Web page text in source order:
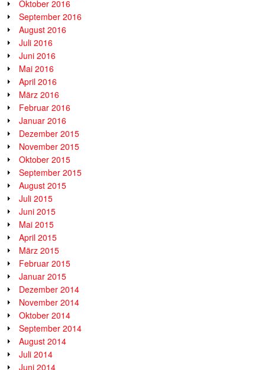
Oktober 2016
September 2016
August 2016
Juli 2016
Juni 2016
Mai 2016
April 2016
März 2016
Februar 2016
Januar 2016
Dezember 2015
November 2015
Oktober 2015
September 2015
August 2015
Juli 2015
Juni 2015
Mai 2015
April 2015
März 2015
Februar 2015
Januar 2015
Dezember 2014
November 2014
Oktober 2014
September 2014
August 2014
Juli 2014
Juni 2014